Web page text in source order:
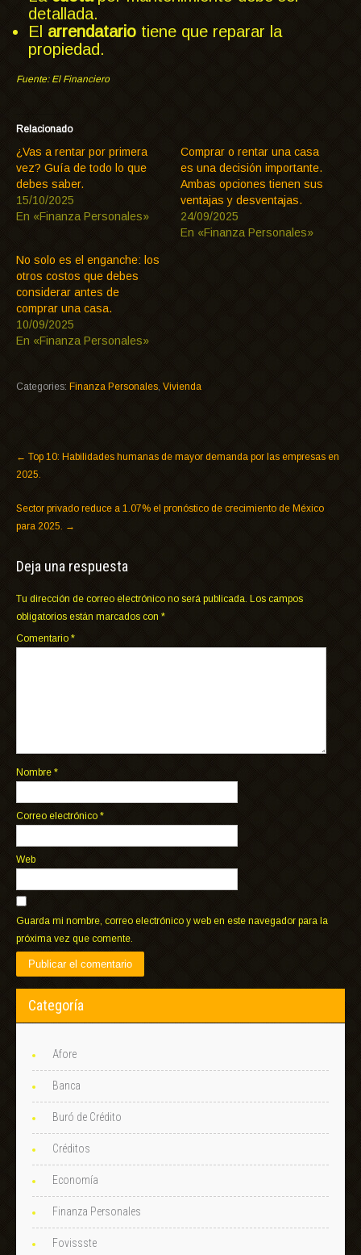
detallada.
El arrendatario tiene que reparar la
propiedad.
Fuente: El Financiero
Relacionado
¿Vas a rentar por primera
vez? Guía de todo lo que
debes saber.
15/10/2025
En «Finanza Personales»
Comprar o rentar una casa
es una decisión importante.
Ambas opciones tienen sus
ventajas y desventajas.
24/09/2025
En «Finanza Personales»
No solo es el enganche: los
otros costos que debes
considerar antes de
comprar una casa.
10/09/2025
En «Finanza Personales»
Categories: Finanza Personales, Vivienda
← Top 10: Habilidades humanas de mayor demanda por las empresas en
2025.
Sector privado reduce a 1.07% el pronóstico de crecimiento de México
para 2025. →
Deja una respuesta
Tu dirección de correo electrónico no será publicada. Los campos
obligatorios están marcados con *
Comentario *
Nombre *
Correo electrónico *
Web
Guarda mi nombre, correo electrónico y web en este navegador para la
próxima vez que comente.
Categoría
Afore
Banca
Buró de Crédito
Créditos
Economía
Finanza Personales
Fovissste